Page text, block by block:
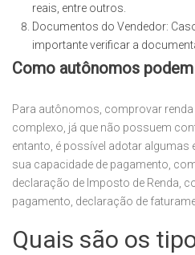
reais, entre outros.
Documentos do Vendedor:
importante verificar a
Como autônomos
Para autônomos, comprovar
complexo, já que não possuem
entanto, é possível adotar
sua capacidade de pagamento,
declaração de Imposto de Renda,
pagamento, declaração de
Quais são os